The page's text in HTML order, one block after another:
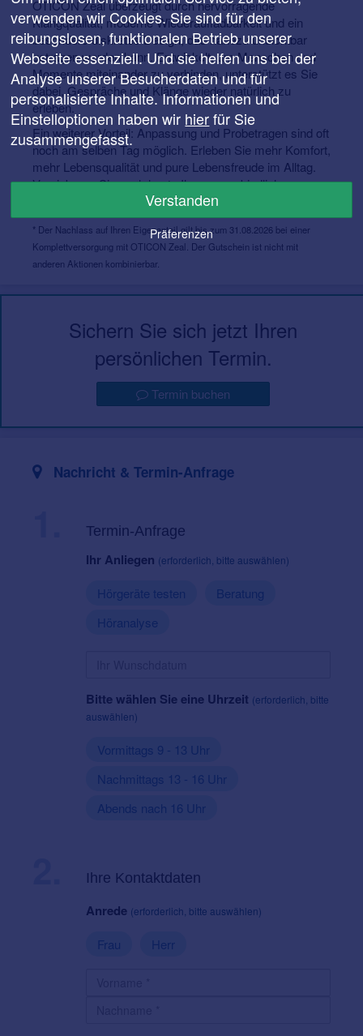
OTICON Zeal überzeugt durch hervorragende
Klangqualität, moderne Wiederaufladbarkeit und ein
besonders diskretes Design, das nahezu unsichtbar
getragen werden kann. Entwickelt, um Menschen und
Momente miteinander zu verbinden, unterstützt es Sie
dabei, Gespräche und Klänge wieder natürlich zu
erleben.
Ein weiterer Vorteil: Anpassung und Probetragen sind oft
noch am selben Tag möglich. Erleben Sie mehr Komfort,
mehr Lebensqualität und pure Lebensfreude im Alltag.
Vereinbaren Sie noch heute Ihren unverbindlichen
Termin und testen Sie das Oticon Zeal!
* Der Nachlass auf Ihren Eigenanteil gilt bis zum 31.08.2026 bei einer
Komplettversorgung mit OTICON Zeal. Der Gutschein ist nicht mit
anderen Aktionen kombinierbar.
Sichern Sie sich jetzt Ihren
persönlichen Termin.
Termin buchen
Nachricht & Termin-Anfrage
Termin-Anfrage
Ihr Anliegen (erforderlich, bitte auswählen)
Hörgeräte testen
Beratung
Höranalyse
Bitte wählen Sie eine Uhrzeit (erforderlich, bitte
auswählen)
Vormittags 9 - 13 Uhr
Nachmittags 13 - 16 Uhr
Abends nach 16 Uhr
Ihre Kontaktdaten
Anrede (erforderlich, bitte auswählen)
Frau Herr
verwenden wir Cookies. Sie sind für den
reibungslosen, funktionalen Betrieb unserer
Webseite essenziell. Und sie helfen uns bei der
Analyse unserer Besucherdaten und für
personalisierte Inhalte. Informationen und
Einstelloptionen haben wir hierfür Sie
zusammengefasst.
Verstanden
Präferenzen